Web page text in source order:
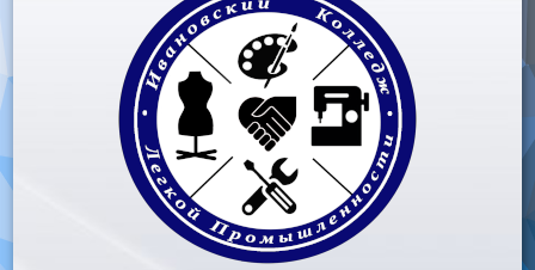
Педагогу
Воспитательная работа